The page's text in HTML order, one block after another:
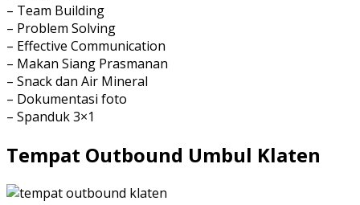
– Team Building
– Problem Solving
– Effective Communication
– Makan Siang Prasmanan
– Snack dan Air Mineral
– Dokumentasi foto
– Spanduk 3×1
Tempat Outbound Umbul Klaten